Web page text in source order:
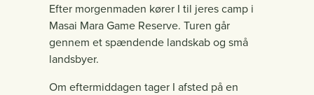
Efter morgenmaden kører I til jeres camp i
Masai Mara Game Reserve. Turen går
gennem et spændende landskab og små
landsbyer.
Om eftermiddagen tager I afsted på en